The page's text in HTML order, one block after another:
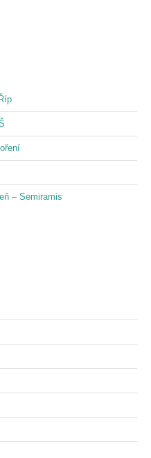
– Semiramis